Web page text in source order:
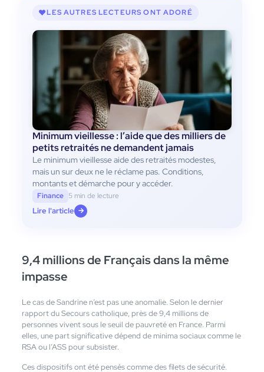
LES AUTRES LECTEURS ONT ADORÉ
Minimum vieillesse : l’aide que des milliers de
petits retraités ne demandent jamais
Le minimum vieillesse aide des retraités modestes,
mais un sur deux ne le réclame pas. Conditions,
montants et démarche pour y accéder.
Finance 5 min de lecture
Lire l'article →
9,4 millions de Français dans la même
impasse
Le cas de Sandrine n’est pas une anomalie. Selon le dernier
rapport du Secours catholique, près de 9,4 millions de
personnes vivent sous le seuil de pauvreté en France. Parmi
elles, une part significative dépend de minima sociaux comme le
RSA ou l’ASS pour subsister.
Ces dispositifs ont été pensés comme des filets de sécurité.